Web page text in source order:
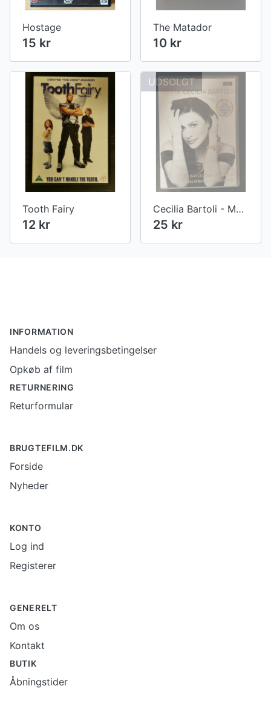
Hostage
15 kr
The Matador
10 kr
Tooth Fairy
12 kr
UDSOLGT
Cecilia Bartoli - Maria
25 kr
INFORMATION
Handels og leveringsbetingelser
Opkøb af film
RETURNERING
Returformular
BRUGTEFILM.DK
Forside
Nyheder
KONTO
Log ind
Registerer
GENERELT
Om os
Kontakt
BUTIK
Åbningstider